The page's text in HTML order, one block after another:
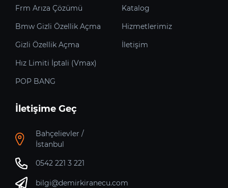
Frm Arıza Çözümü
Bmw Gizli Özellik Açma
Gizli Özellik Açma
Hız Limiti İptali (Vmax)
POP BANG
Katalog
Hizmetlerimiz
İletişim
İletişime Geç
Bahçelievler /
İstanbul
0542 221 3 221
bilgi@demirkiranecu.com